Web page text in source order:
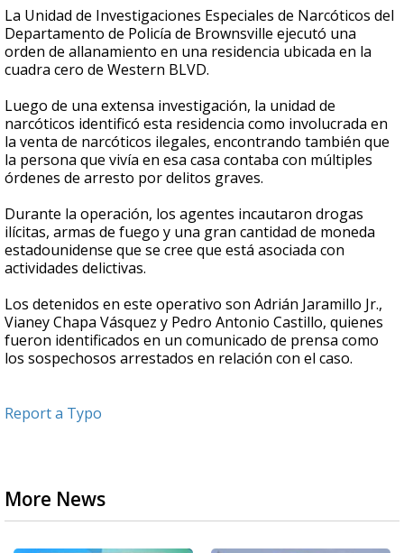
seconds
of
56
seconds
La Unidad de Investigaciones Especiales de Narcóticos del
Departamento de Policía de Brownsville ejecutó una
orden de allanamiento en una residencia ubicada en la
cuadra cero de Western BLVD.
Luego de una extensa investigación, la unidad de
narcóticos identificó esta residencia como involucrada en
la venta de narcóticos ilegales, encontrando también que
la persona que vivía en esa casa contaba con múltiples
órdenes de arresto por delitos graves.
Durante la operación, los agentes incautaron drogas
ilícitas, armas de fuego y una gran cantidad de moneda
estadounidense que se cree que está asociada con
actividades delictivas.
Los detenidos en este operativo son Adrián Jaramillo Jr.,
Vianey Chapa Vásquez y Pedro Antonio Castillo, quienes
fueron identificados en un comunicado de prensa como
los sospechosos arrestados en relación con el caso.
Report a Typo
More News